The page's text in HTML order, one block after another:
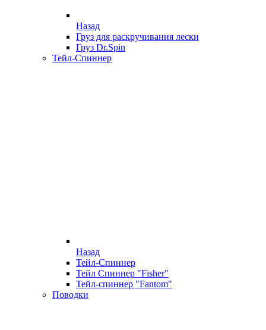
Назад
Груз для раскручивания лески
Груз Dr.Spin
Тейл-Спиннер
Назад
Тейл-Спиннер
Тейл Спиннер "Fisher"
Тейл-спиннер "Fantom"
Поводки